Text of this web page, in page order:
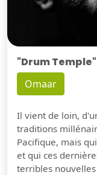
"Drum
Omaar
Il vient de loin,
traditions
Pacifique, mais
et qui ces
terribles